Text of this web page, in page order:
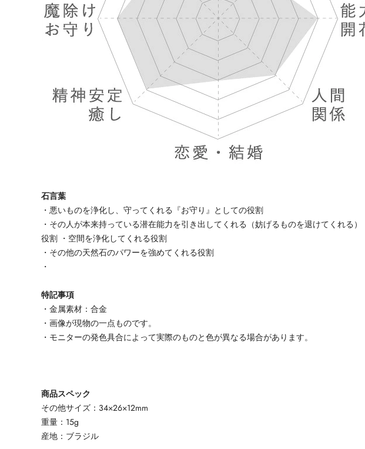
石言葉
・悪いものを浄化し、守ってくれる『お守り』としての役割
・その人が本来持っている潜在能力を引き出してくれる（妨げるものを退けてくれる）
役割 ・空間を浄化してくれる役割
・その他の天然石のパワーを強めてくれる役割
・
特記事項
・金属素材：合金
・画像が現物の一点ものです。
・モニターの発色具合によって実際のものと色が異なる場合があります。
商品スペック
その他サイズ：34×26×12mm
重量：15g
産地：ブラジル